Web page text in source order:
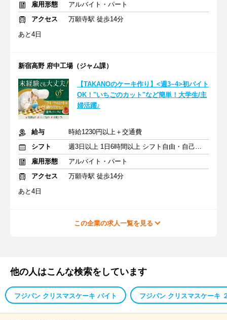
雇用形態
アルバイト・パート
アクセス
万願寺駅 徒歩14分
あと4日
新宿高野 府中工場（ジャム課）
【TAKANOのケーキ作り】<週3~4>初バイト
OK！"いちごのカット"など簡単！大学生/主
婦活躍♪
給与
時給1230円以上＋交通費
シフト
週3日以上 1日6時間以上 シフト自由・自己申告
雇用形態
アルバイト・パート
アクセス
万願寺駅 徒歩14分
あと4日
この企業の求人一覧を見る
他の人はこんな検索をしています
フジパン クリスマスケーキ バイト フジパン クリスマスケーキ